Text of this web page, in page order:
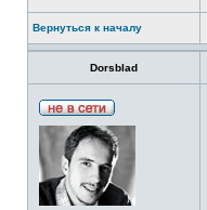
Вернуться к началу
Dorsblad